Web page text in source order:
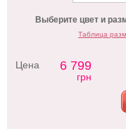
Выберите цвет и
Таблица
Цена 6 799
грн